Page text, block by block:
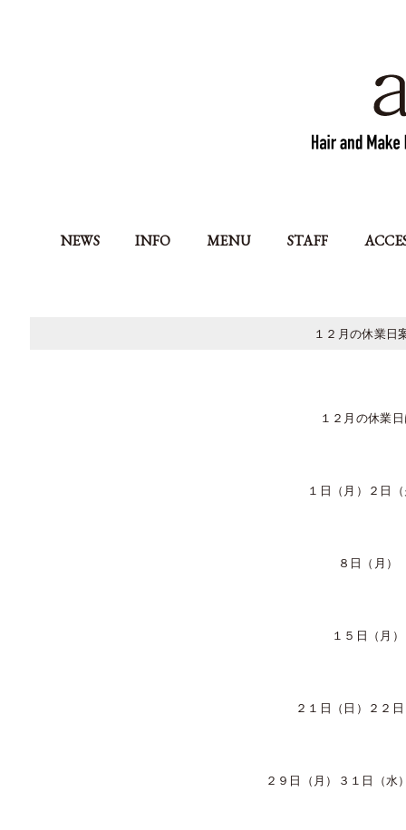
NEWS INFO MENU STAFF
１２月の休業日
１２月の休業
１日（月）２日
８日（月）
１５日（月）
２１日（日）２２
２９日（月）３１日（水